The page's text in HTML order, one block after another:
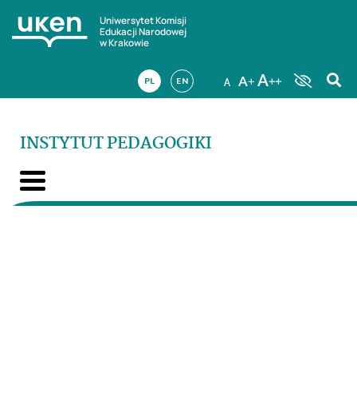
Uniwersytet Komisji
Edukacji Narodowej
w Krakowie
PL EN
INSTYTUT PEDAGOGIKI